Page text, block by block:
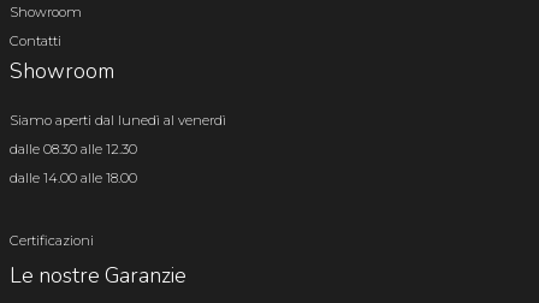
Showroom
Contatti
Showroom
Siamo aperti dal lunedì al venerdì
dalle 08.30 alle 12.30
dalle 14.00 alle 18.00
Certificazioni
Le nostre Garanzie